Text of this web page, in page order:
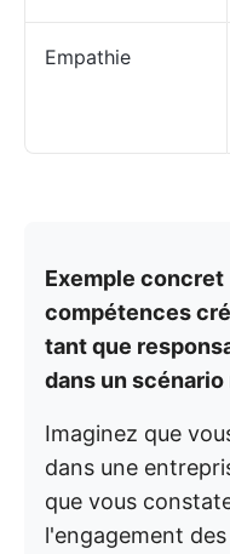
Empathie
Exemple concret
compétences
tant que
dans un scénario
Imaginez que
dans une
que vous
l'engagement